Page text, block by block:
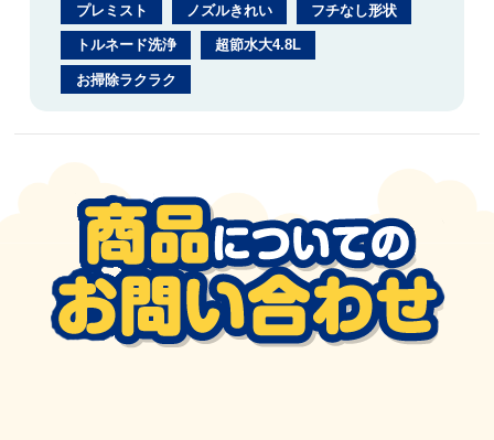
プレミスト ノズルきれい フチなし形状
トルネード洗浄 超節水大4.8L
お掃除ラクラク